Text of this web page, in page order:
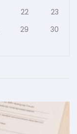
22
23
29
30